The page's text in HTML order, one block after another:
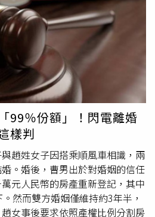
營業天數，按比例核減娛樂稅，
稅及菸酒稅等國稅減免事項，可
透過財政部稅務入口網或新竹縣
項災害減免。文化局表示，為協
緊急修復，新竹縣115年度文化
前尚有餘額，縣內古蹟、歷史建
之所有人、使用人或管理人，如
、漏水修復、緊急支撐、消防安
求，可隨時提出申請，不受定期
助15萬元，協助文化資產降低豪
害。縣定古蹟竹北林家祠6月26
／新竹縣政府）農業處指出，已
次雨災造成新埔、竹北、關西、
類、椪柑、桶柑等作物落果、水
失，以及農田埋沒流失等，將召
核發，則必須送交台灣駐外館處
內容真實性和正確性進行審核。
在海外，在台灣並無戶籍與健保
使用「真實人民委員會的底本」
程將困難重重，希望勞保局能嚴加
羊。勞保局回應，現行外籍被保
，如出具外國證明文件時，依規
確認文件真偽。勞保局表示，目
文書時，已運用前開措施認，如
受理外，也會另通知勞工保險局
領給付。勞保局強調，為依法核
動勾稽異常態樣加強查核、並與
駐外館處建置聯繫窗口，協助查
助辦理手續，避免不法代辦介入
政府為因應旨揭假證件問題，已
市4.37‰；最低為基隆市
，再其次為嘉義縣2.75‰。5
，較去年同期減少224人，也較4
死亡人數後可算出「人口自然增
加為負8326人；遷入人數減遷出
，5月為負1577人；整體計算自
總人口較4月減少9903人。據了
齡社會，截至5月底為止，0至
，占總人口比率11.37%，15至
，占68.20%，65歲以上人口
。就縣市別言，其中65歲以上人
，最低為新竹縣15.34%。
99％份額」！閃電離婚
樣判
趙姓女子因搭乘順風車相識，兩
。婚後，曹男出於對婚姻的信任
元人民幣的房產重新登記，其中
然而雙方婚姻僅維持約3年半，
女事後要求依照產權比例分割房